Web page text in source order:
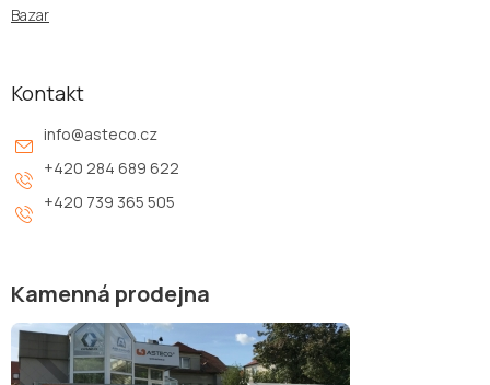
Bazar
Kontakt
info@asteco.cz
+420 284 689 622
+420 739 365 505
Kamenná prodejna